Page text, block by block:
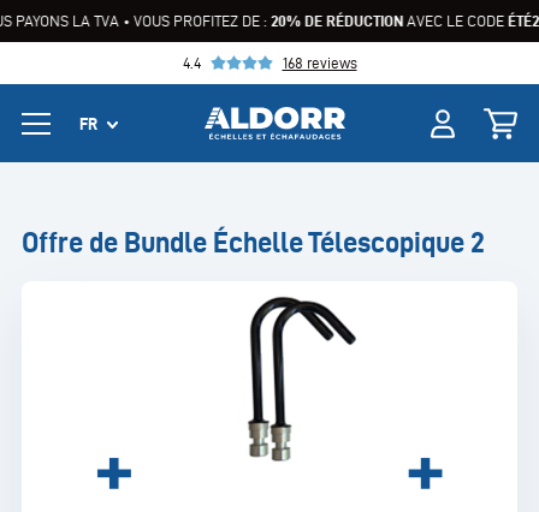
PAYONS LA TVA • VOUS PROFITEZ DE :20% DE RÉDUCTIONAVEC LE CODE
4.4 168 reviews
Offre de Bundle Échelle Télescopique 2